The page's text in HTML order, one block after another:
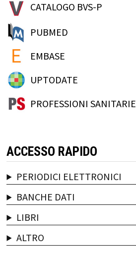
CATALOGO BVS-P
PUBMED
EMBASE
UPTODATE
PROFESSIONI SANITARIE
ACCESSO RAPIDO
PERIODICI ELETTRONICI
BANCHE DATI
LIBRI
ALTRO